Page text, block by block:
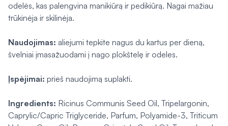
odelės, kas palengvina manikiūrą ir pedikiūrą. Nagai mažiau
trūkinėja ir skilinėja.
Naudojimas: aliejumi tepkite nagus du kartus per dieną,
švelniai įmasažuodami į nago plokštelę ir odeles.
Įspėjimai: prieš naudojimą suplakti.
Ingredients: Ricinus Communis Seed Oil, Tripelargonin,
Caprylic/Capric Triglyceride, Parfum, Polyamide-3, Triticum